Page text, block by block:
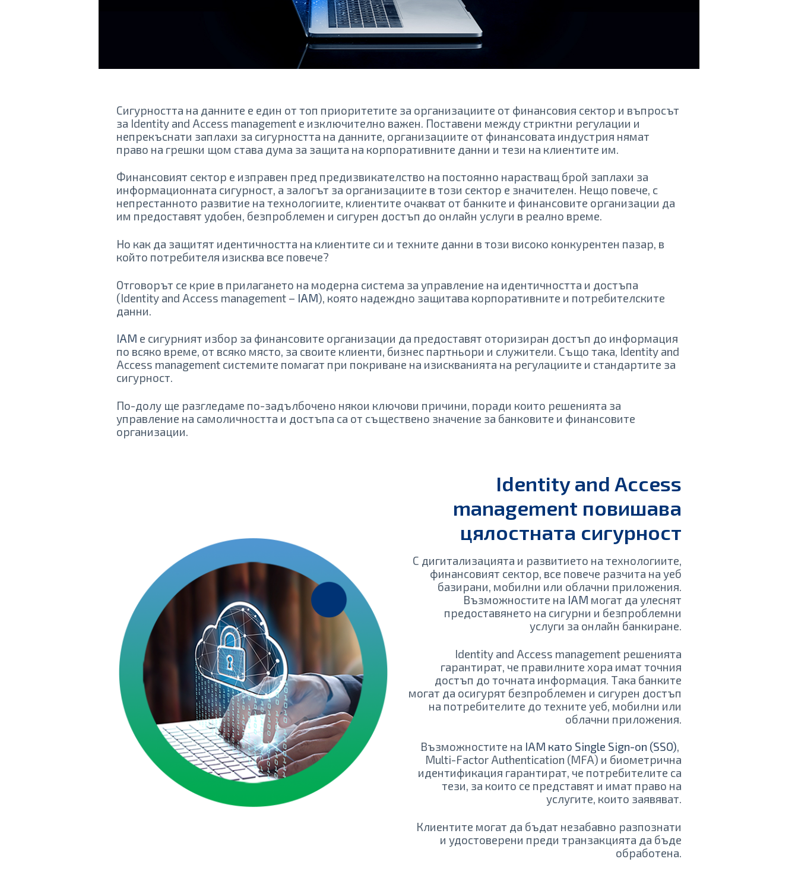
Сигурността на данните е един от топ приоритетите за организациите от финансовия сектор и въпросът
за Identity and Access management е изключително важен. Поставени между стриктни регулации и
непрекъснати заплахи за сигурността на данните, организациите от финансовата индустрия нямат
право на грешки щом става дума за защита на корпоративните данни и тези на клиентите им.
Финансовият сектор е изправен пред предизвикателство на постоянно нарастващ брой заплахи за
информационната сигурност, а залогът за организациите в този сектор е значителен. Нещо повече, с
непрестанното развитие на технологиите, клиентите очакват от банките и финансовите организации да
им предоставят удобен, безпроблемен и сигурен достъп до онлайн услуги в реално време.
Но как да защитят идентичността на клиентите си и техните данни в този високо конкурентен пазар, в
който потребителя изисква все повече?
Отговорът се крие в прилагането на модерна система за управление на идентичността и достъпа
(Identity and Access management – IAM), която надеждно защитава корпоративните и потребителските
данни.
IAM е сигурният избор за финансовите организации да предоставят оторизиран достъп до информация
по всяко време, от всяко място, за своите клиенти, бизнес партньори и служители. Също така, Identity and
Access management системите помагат при покриване на изискванията на регулациите и стандартите за
сигурност.
По-долу ще разгледаме по-задълбочено някои ключови причини, поради които решенията за
управление на самоличността и достъпа са от съществено значение за банковите и финансовите
организации.
Identity and Access
management повишава
цялостната сигурност
С дигитализацията и развитието на технологиите,
финансовият сектор, все повече разчита на уеб
базирани, мобилни или облачни приложения.
Възможностите на IAM могат да улеснят
предоставянето на сигурни и безпроблемни
услуги за онлайн банкиране.
Identity and Access management решенията
гарантират, че правилните хора имат точния
достъп до точната информация. Така банките
могат да осигурят безпроблемен и сигурен достъп
на потребителите до техните уеб, мобилни или
облачни приложения.
Възможностите на IAM като Single Sign-on (SSO),
Multi-Factor Authentication (MFA) и биометрична
идентификация гарантират, че потребителите са
тези, за които се представят и имат право на
услугите, които заявяват.
Клиентите могат да бъдат незабавно разпознати
и удостоверени преди транзакцията да бъде
обработена.